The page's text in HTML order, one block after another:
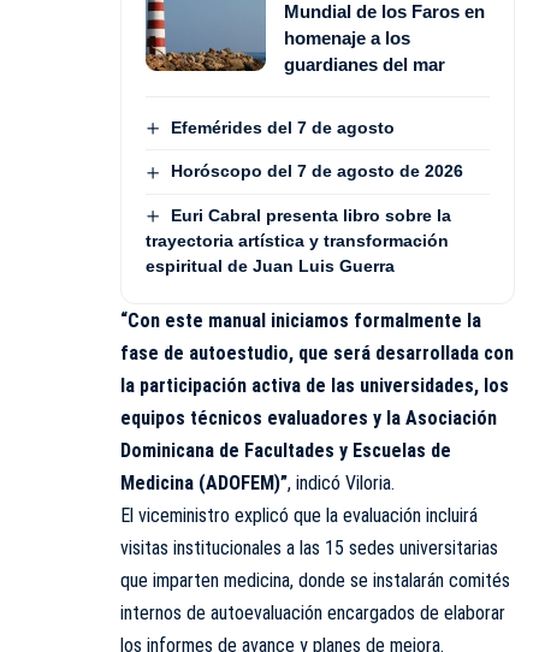
Mundial de los Faros en
homenaje a los
guardianes del mar
Efemérides del 7 de agosto
Horóscopo del 7 de agosto de 2026
Euri Cabral presenta libro sobre la
trayectoria artística y transformación
espiritual de Juan Luis Guerra
“Con este manual iniciamos formalmente la
fase de autoestudio, que será desarrollada con
la participación activa de las universidades, los
equipos técnicos evaluadores y la Asociación
Dominicana de Facultades y Escuelas de
Medicina (ADOFEM)”, indicó Viloria.
El viceministro explicó que la evaluación incluirá
visitas institucionales a las 15 sedes universitarias
que imparten medicina, donde se instalarán comités
internos de autoevaluación encargados de elaborar
los informes de avance y planes de mejora.